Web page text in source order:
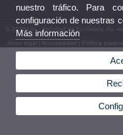
© 2026 UV. - Facultad de Economía. Av.
Aviso legal Accesibilidad Política
nuestro tráfico. Para
configuración de nuestras
Más información